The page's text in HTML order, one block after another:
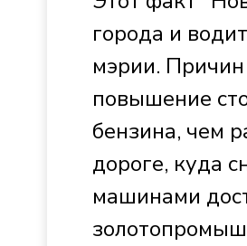
города и
мэрии.
повышение
бензина, чем
дороге, куда
машинами